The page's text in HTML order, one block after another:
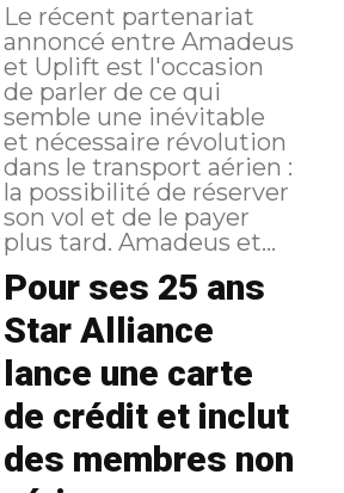
Le récent partenariat
annoncé entre Amadeus
et Uplift est l'occasion
de parler de ce qui
semble une inévitable
et nécessaire révolution
dans le transport aérien :
la possibilité de réserver
son vol et de le payer
plus tard. Amadeus et...
Pour ses 25 ans
Star Alliance
lance une carte
de crédit et inclut
des membres non